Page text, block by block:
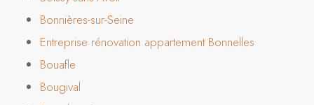
Bonnières-sur-Seine
Entreprise rénovation appartement Bonnelles
Bouafle
Bougival